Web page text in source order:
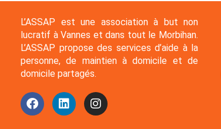
L’ASSAP est une association à but non
lucratif à Vannes et dans tout le Morbihan.
L’ASSAP propose des services d’aide à la
personne, de maintien à domicile et de
domicile partagés.